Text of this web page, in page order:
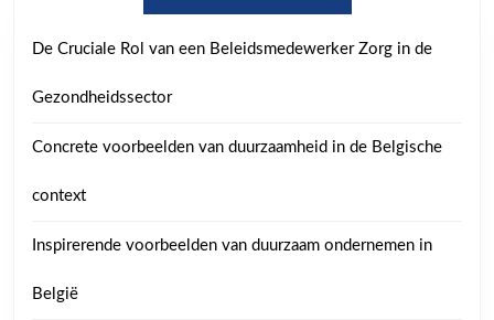
De Cruciale Rol van een Beleidsmedewerker Zorg in de
Gezondheidssector
Concrete voorbeelden van duurzaamheid in de Belgische
context
Inspirerende voorbeelden van duurzaam ondernemen in
België